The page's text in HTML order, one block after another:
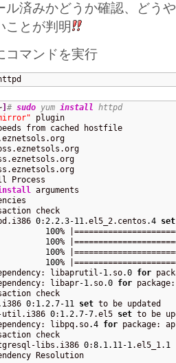
ル済みかどうか確認、どう
ことが判明
コマンドを実行
]# sudo yum install
httpd
plugin
from cached hostfile
Process
arguments
check
0: 2.2.3-11 .el5_2.centos .4 set
100%
100%
100%
100%
libaprutil -1 .so.0 for
libapr-1 .so.0 for
check
0: 1.2.7-11 set to be updated
util.i386 0: 1.2.7-7.el5 set to be
libpq.so.4 for package:
check
libs.i386 0:8.1 .11 -1 .el5_1 .1
Resolution